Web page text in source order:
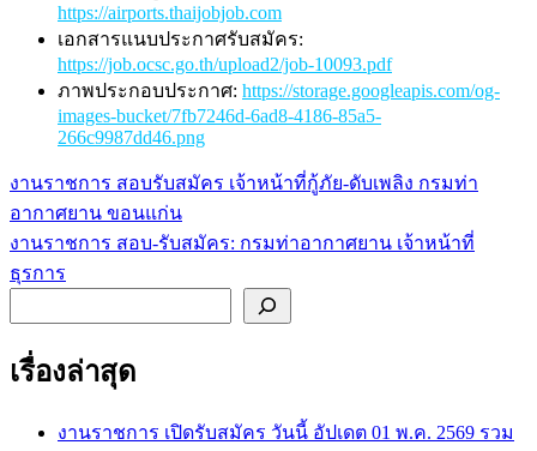
https://airports.thaijobjob.com
เอกสารแนบประกาศรับสมัคร:
https://job.ocsc.go.th/upload2/job-10093.pdf
ภาพประกอบประกาศ: https://storage.googleapis.com/og-
images-bucket/7fb7246d-6ad8-4186-85a5-
266c9987dd46.png
แนะแนว
เรื่อง
งานราชการ สอบรับสมัคร เจ้าหน้าที่กู้ภัย-ดับเพลิง กรมท่า
อากาศยาน ขอนแก่น
งานราชการ สอบ-รับสมัคร: กรมท่าอากาศยาน เจ้าหน้าที่
ธุรการ
เรื่องล่าสุด
งานราชการ เปิดรับสมัคร วันนี้ อัปเดต 01 พ.ค. 2569 รวม